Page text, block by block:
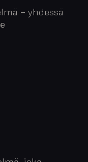
– yhdessä